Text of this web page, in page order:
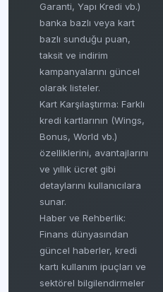
Garanti, Yapı Kredi vb.)
banka bazlı veya kart
bazlı sunduğu puan,
taksit ve indirim
kampanyalarını güncel
olarak listeler.
Kart Karşılaştırma: Farklı
kredi kartlarının (Wings,
Bonus, World vb.)
özelliklerini, avantajlarını
ve yıllık ücret gibi
detaylarını kullanıcılara
sunar.
Haber ve Rehberlik:
Finans dünyasından
güncel haberler, kredi
kartı kullanım ipuçları ve
sektörel bilgilendirmeler